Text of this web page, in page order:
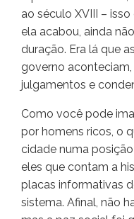
ao século XVIII –
ela acabou, ainda
duração. Era lá que
governo
julgamentos e
Como você pode
por homens ricos, o
cidade numa
eles que contam a
placas informativas
sistema. Afinal, não